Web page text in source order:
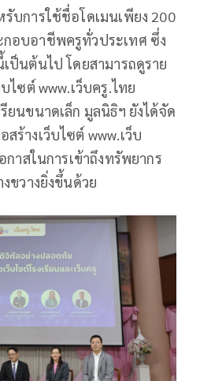
บการใช้ชื่อโดเมนเพียง 200
อบอาชีพครูทั่วประเทศ ซึ่ง
ป็นต้นไป โดยสามารถดูราย
ไซต์ www.เว็บครู.ไทย
ยนขนาดเล็ก มูลนิธิฯ ยังได้จัด
ร้างเว็บไซต์ www.เว็บ
าสในการเข้าถึงทรัพยากร
ขวางยิ่งขึ้นด้วย